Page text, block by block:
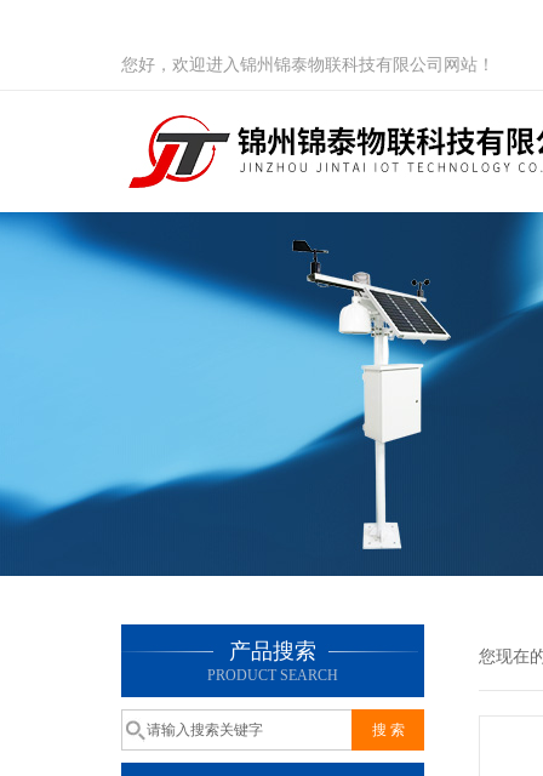
您好，欢迎进入锦州锦泰物联科技有限公司网站！
产品搜索
PRODUCT SEARCH
您现在